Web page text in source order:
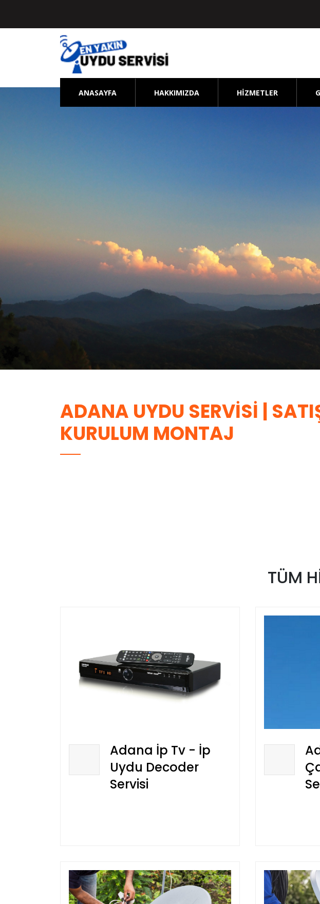
ANASAYFA HAKKIMIZDA HİZMETLER
ADANA UYDU SERVISI |
KURULUM MONTAJ
TÜM
Adana İp Tv - İp
Uydu Decoder
Servisi